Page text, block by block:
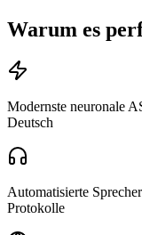
Warum es
Modernste neuronale
Deutsch
Automatisierte
Protokolle